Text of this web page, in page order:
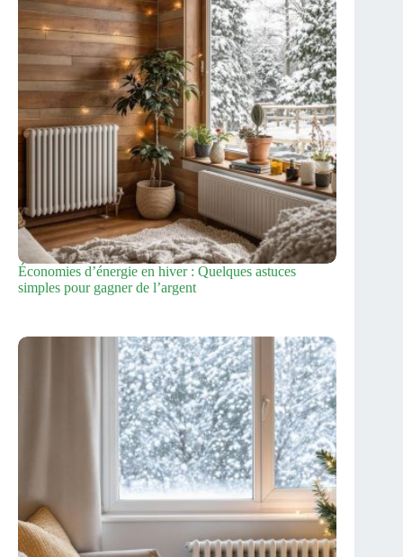
Économies d’énergie en hiver : Quelques astuces
simples pour gagner de l’argent